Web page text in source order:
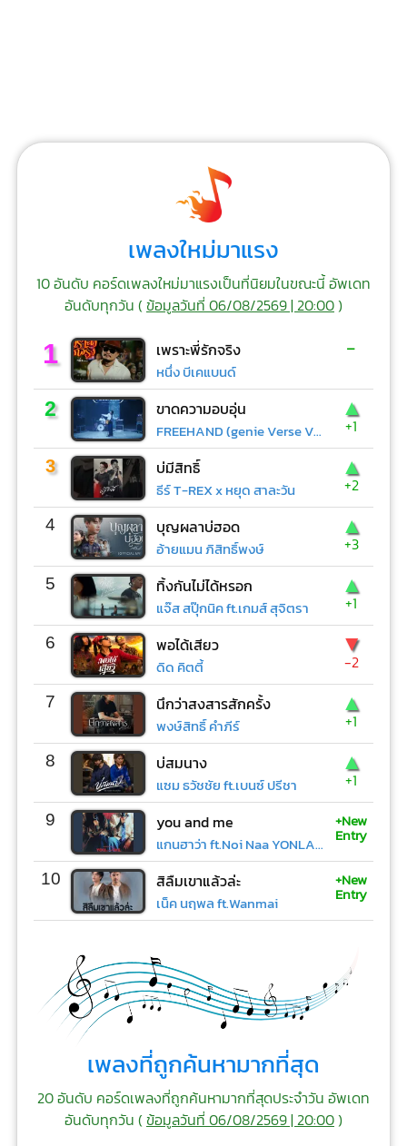
เพลงใหม่มาแรง
10 อันดับ คอร์ดเพลงใหม่มาแรงเป็นที่นิยมในขณะนี้ อัพเดท
อันดับทุกวัน (ข้อมูลวันที่ 06/08/2569 | 20:00)
1 เพราะพี่รักจริง
หนึ่ง บีเคแบนด์
-
2 ขาดความอบอุ่น
FREEHAND (genie Verse Vol.1)
▲
+1
3 บ่มีสิทธิ์
ธีร์ T-REX x หยุด สาละวัน
▲
+2
4 บุญผลาบ่ฮอด
อ้ายแมน ภิสิทธิ์พงษ์
▲
+3
5 ทิ้งกันไม่ได้หรอก
แจ๊ส สปุ๊กนิค ft.เกมส์ สุจิตรา
▲
+1
6 พอได้เสียว
ดิด คิตตี้
▼
-2
7 นึกว่าสงสารสักครั้ง
พงษ์สิทธิ์ คำภีร์
▲
+1
8 บ่สมนาง
แซม ธวัชชัย ft.เบนซ์ ปรีชา
▲
+1
9 you and me
แกนฮาว่า ft.Noi Naa YONLAPA
+New
Entry
10 สิลืมเขาแล้วล่ะ
เน็ค นฤพล ft.Wanmai
+New
Entry
เพลงที่ถูกค้นหามากที่สุด
20 อันดับ คอร์ดเพลงที่ถูกค้นหามากที่สุดประจำวัน อัพเดท
อันดับทุกวัน (ข้อมูลวันที่ 06/08/2569 | 20:00)